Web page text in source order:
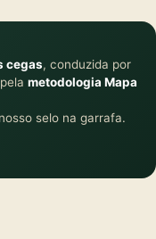
cegas, conduzida por
metodologia Mapa
selo na garrafa.